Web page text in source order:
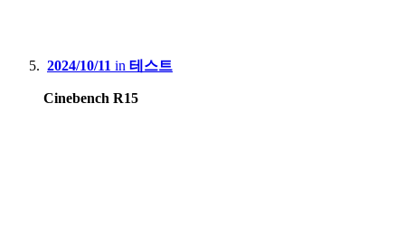
2024/10/11 in 테스트
Cinebench R15